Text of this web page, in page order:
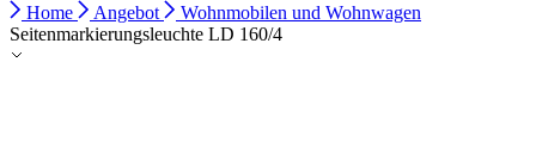
Home
Angebot
Wohnmobilen und Wohnwagen
Seitenmarkierungsleuchte LD 160/4